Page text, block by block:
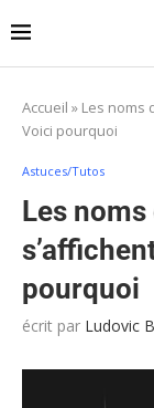
Accueil » Les noms
Voici pourquoi
Astuces/Tutos
Les
pourquoi
écrit par Ludovic